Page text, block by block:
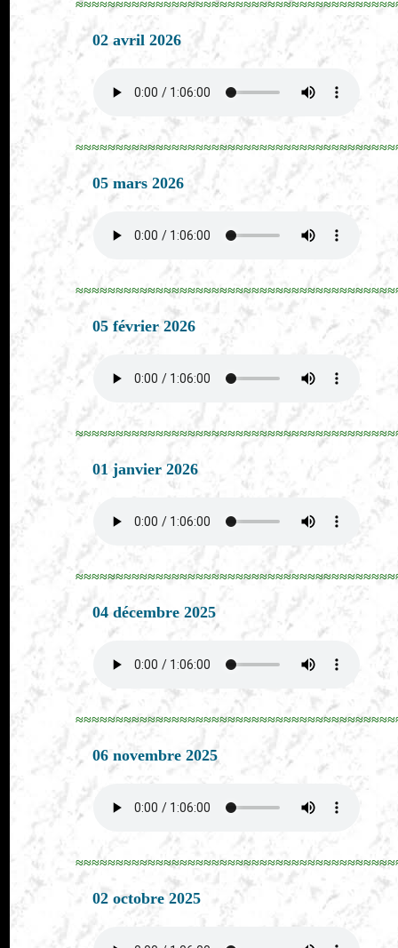
02 avril 2026
05 mars 2026
05 février 2026
01 janvier 2026
04 décembre 2025
06 novembre 2025
02 octobre 2025